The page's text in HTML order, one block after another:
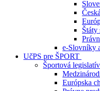
Štáty
e-Slovníky
UčPS pre ŠPORT
Športová
Európska